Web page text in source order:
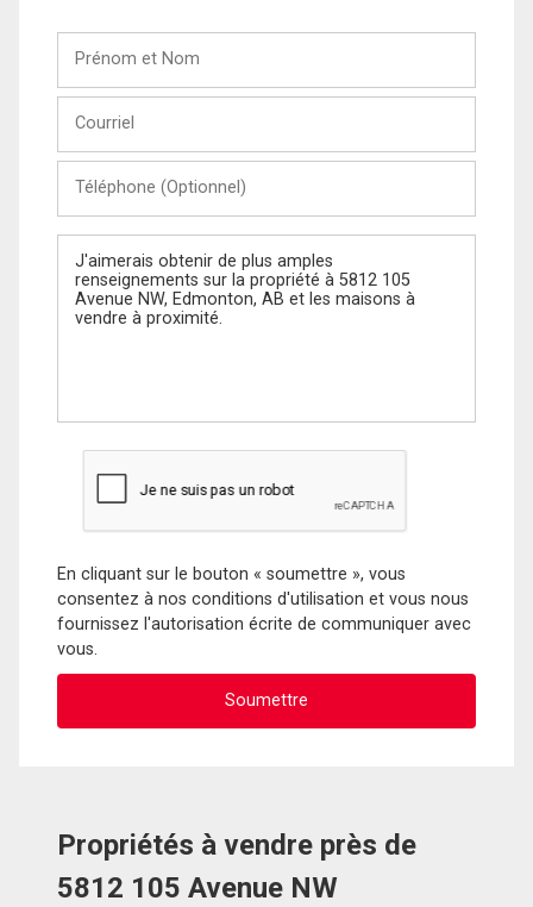
Nom
(Optionnel)
Message
En cliquant sur le bouton « soumettre », vous
consentez à nos conditions d'utilisation et vous nous
fournissez l'autorisation écrite de communiquer avec
vous.
Propriétés à vendre près de
5812 105 Avenue NW